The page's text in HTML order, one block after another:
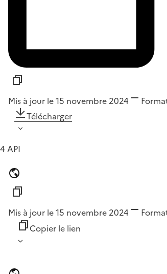
Mis à jour le 15 novembre 2024
Télécharger
4 API
Mis à jour le 15 novembre 2024
Copier le lien